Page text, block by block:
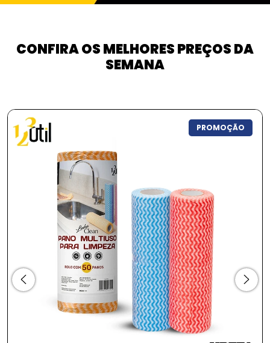
CONFIRA OS MELHORES PREÇOS DA
SEMANA